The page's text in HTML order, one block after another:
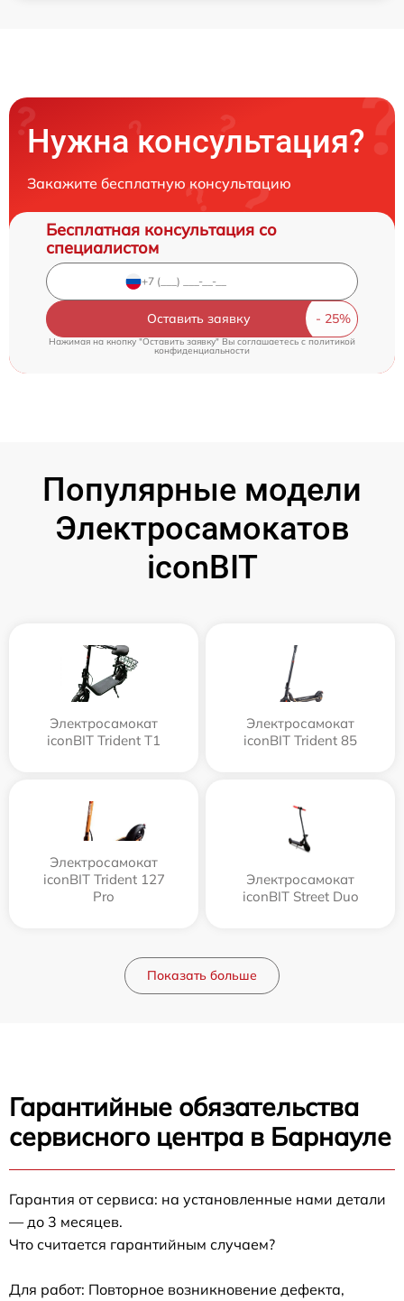
Нужна консультация?
Закажите бесплатную консультацию
Бесплатная консультация со
специалистом
Оставить заявку
Нажимая на кнопку "Оставить заявку" Вы соглашаетесь cполитикой
конфиденциальности
Популярные модели
Электросамокатов
iconBIT
Электросамокат
iconBIT Trident T1
Электросамокат
iconBIT Trident 85
Электросамокат
iconBIT Trident 127
Pro
Электросамокат
iconBIT Street Duo
Показать больше
Гарантийные обязательства
сервисного центра в Барнауле
Гарантия от сервиса: на установленные нами детали
— до 3 месяцев.
Что считается гарантийным случаем?
Для работ: Повторное возникновение дефекта,